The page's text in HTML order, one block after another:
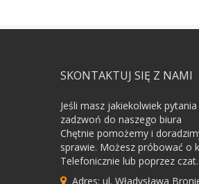
SKONTAKTUJ SIĘ Z NAMI
Jeśli masz jakiekolwiek pytania
zadzwoń do naszego biura
Chętnie pomożemy i
sprawie. Możesz próbować o
Telefonicznie lub poprzez czat.
Adres: ul. Władysława